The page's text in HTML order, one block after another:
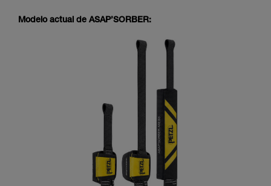
Modelo actual de ASAP’SORBER: